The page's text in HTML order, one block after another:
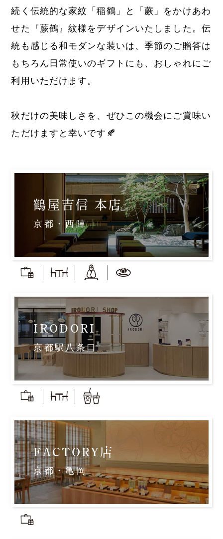
続く伝統的な家紋「稲鶴」と「蕨」をかけあわ
せた『蕨鶴』紋様をデザインいたしました。伝
統も感じる和モダンな装いは、季節のご贈答は
もちろん日常使いのギフトにも、おしゃれにご
利用いただけます。
秋だけの美味しさを、ぜひこの機会にご賞味い
ただけますと幸いです🍂
鶴屋吉信 本店
京都・西陣
IRODORI
京都駅八条口
FACTORY店
京都・亀岡